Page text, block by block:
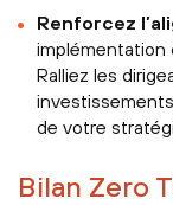
Renforcez
implémentation
Ralliez les
de votre
Bilan Zero